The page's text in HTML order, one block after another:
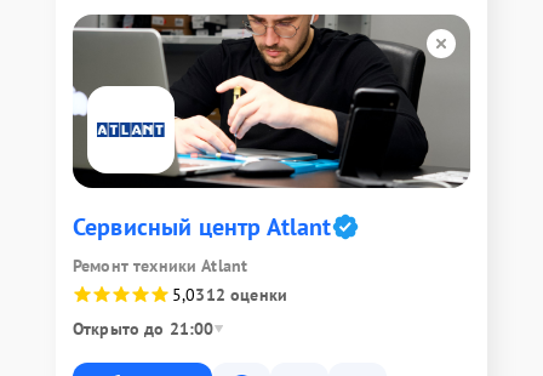
Сервисный центр Atlant
Ремонт техники Atlant
5,0312 оценки
Открыто до 21:00